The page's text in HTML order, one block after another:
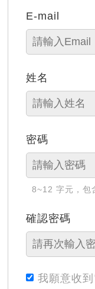
E-mail
姓名
密碼
8~12 字元，包
確認密碼
我願意收